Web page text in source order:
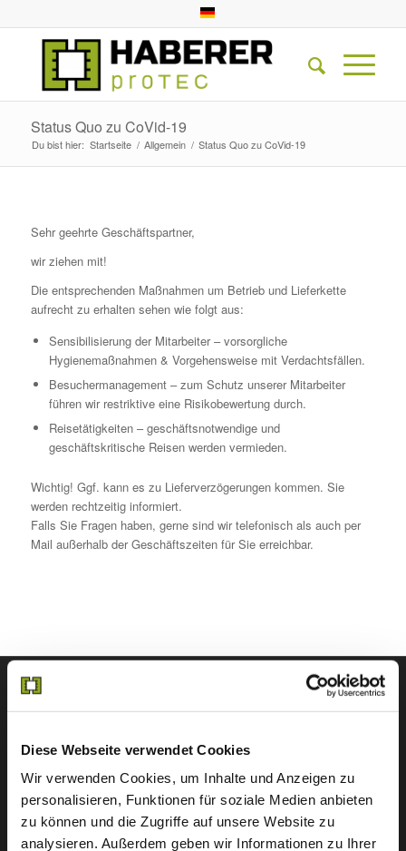
Diese Webseite verwendet Cookies
Wir verwenden Cookies, um Inhalte und Anzeigen zu
personalisieren, Funktionen für soziale Medien anbieten
zu können und die Zugriffe auf unsere Website zu
analysieren. Außerdem geben wir Informationen zu Ihrer
Status Quo zu CoVid-19
Du bist hier: Startseite / Allgemein / Status Quo zu CoVid-19
Sehr geehrte Geschäftspartner,
wir ziehen mit!
Die entsprechenden Maßnahmen um Betrieb und Lieferkette
aufrecht zu erhalten sehen wie folgt aus:
Sensibilisierung der Mitarbeiter – vorsorgliche
Hygienemaßnahmen & Vorgehensweise mit Verdachtsfällen.
Besuchermanagement – zum Schutz unserer Mitarbeiter
führen wir restriktive eine Risikobewertung durch.
Reisetätigkeiten – geschäftsnotwendige und
geschäftskritische Reisen werden vermieden.
Wichtig! Ggf. kann es zu Lieferverzögerungen kommen. Sie
werden rechtzeitig informiert.
Falls Sie Fragen haben, gerne sind wir telefonisch als auch per
Mail außerhalb der Geschäftszeiten für Sie erreichbar.
FIRMENZENTRALE